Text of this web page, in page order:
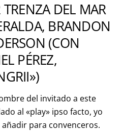
DEL MAR
BRANDON
(CON
PÉREZ,
del invitado a este
al «play» ipso facto, yo
para convenceros.